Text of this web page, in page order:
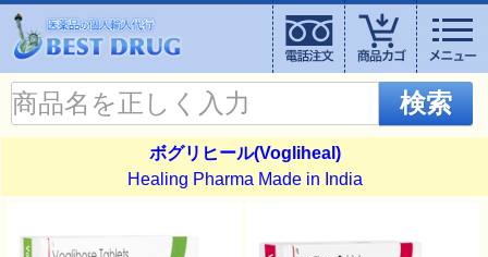
検索
ボグリヒール(Vogliheal)
Healing Pharma Made in India